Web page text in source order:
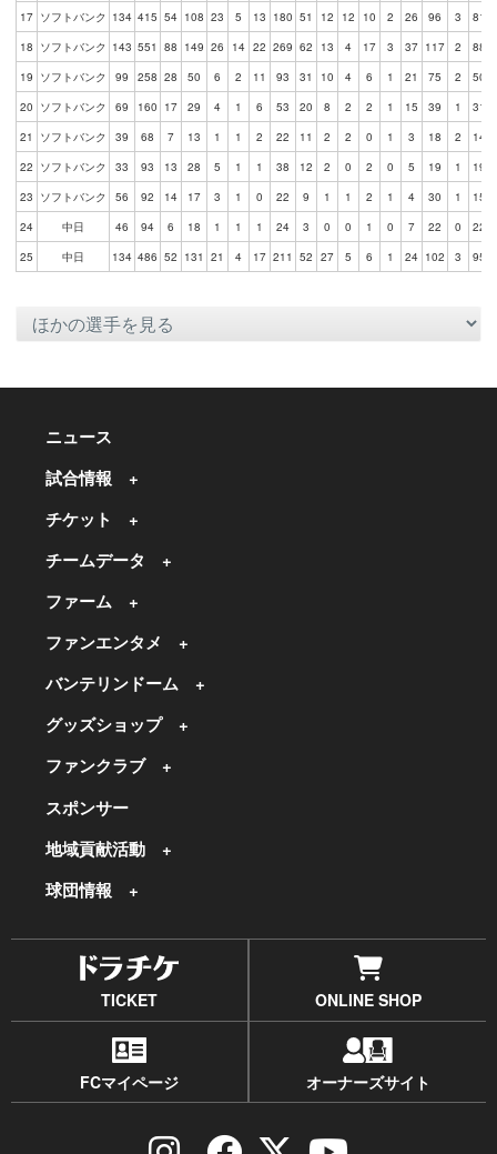
17 ソフトバンク 134 415 54 108 23 5 13 180 51 12 12 10 2 26 96 3 81
18 ソフトバンク 143 551 88 149 26 14 22 269 62 13 4 17 3 37 117 2 88
19 ソフトバンク 99 258 28 50 6 2 11 93 31 10 4 6 1 21 75 2 50
20 ソフトバンク 69 160 17 29 4 1 6 53 20 8 2 2 1 15 39 1 31
21
ソフトバンク 39 68 7 13 1 1 2 22 11 2 2 0 1 3 18 2 14
22 ソフトバンク 33 93 13 28 5 1 1 38 12 2 0 2 0 5 19 1 19
23 ソフトバンク 56 92 14 17 3 1 0 22 9 1 1 2 1 4 30 1 15
24
中日 46 94 6 18 1 1 1 24 3 0 0 1 0 7 22 0 22
25
中日 134 486 52 131 21 4 17 211 52 27 5 6 1 24 102 3 95
ニュース
試合情報
チケット
チームデータ
ファーム
ファンエンタメ
バンテリンドーム
グッズショップ
ファンクラブ
スポンサー
地域貢献活動
球団情報
TICKET ONLINE SHOP
FCマイページ オーナーズサイト